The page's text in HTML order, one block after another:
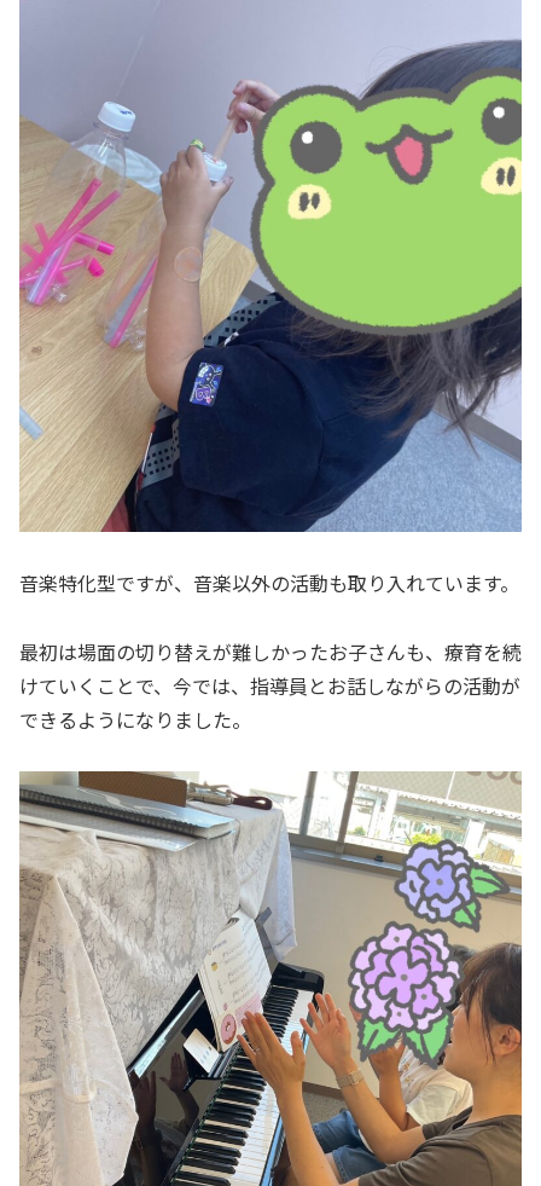
音楽特化型ですが、音楽以外の活動も取り入れています。
最初は場面の切り替えが難しかったお子さんも、療育を続
けていくことで、今では、指導員とお話しながらの活動が
できるようになりました。